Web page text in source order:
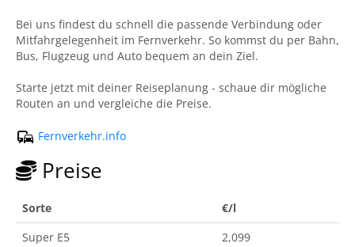
Bei uns findest du schnell die passende Verbindung oder
Mitfahrgelegenheit im Fernverkehr. So kommst du per Bahn,
Bus, Flugzeug und Auto bequem an dein Ziel.
Starte jetzt mit deiner Reiseplanung - schaue dir mögliche
Routen an und vergleiche die Preise.
Fernverkehr.info
Preise
Sorte
€/l
Super E5
2,099